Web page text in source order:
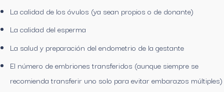
La calidad de los óvulos (ya sean propios o de donante)
La calidad del esperma
La salud y preparación del endometrio de la gestante
El número de embriones transferidos (aunque siempre se
recomienda transferir uno solo para evitar embarazos múltiples)